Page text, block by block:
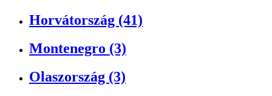
Horvátország (41)
Montenegro (3)
Olaszország (3)